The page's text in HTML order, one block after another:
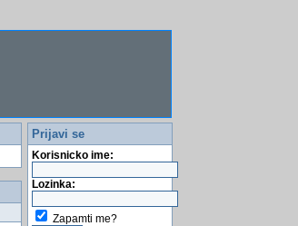
Prijavi se
Korisnicko ime:
Lozinka:
Zapamti me?